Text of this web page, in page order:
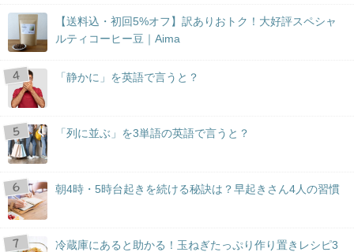
【送料込・初回5%オフ】訳ありおトク！大好評スペシャ
ルティコーヒー豆｜Aima
「静かに」を英語で言うと？
「列に並ぶ」を3単語の英語で言うと？
朝4時・5時台起きを続ける秘訣は？早起きさん4人の習慣
冷蔵庫にあると助かる！玉ねぎたっぷり作り置きレシピ3